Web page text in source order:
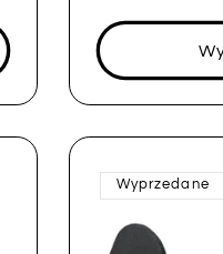
Wyprzedane